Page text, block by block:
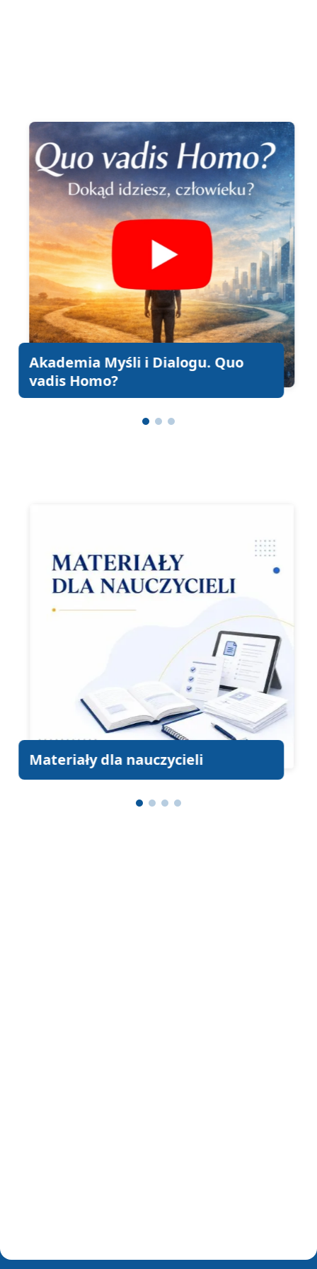
Akademia Myśli i Dialogu. Quo vadis Homo?
Akademia Myśli i Dialogu. Quo
vadis Homo?
Materiały dla nauczycieli